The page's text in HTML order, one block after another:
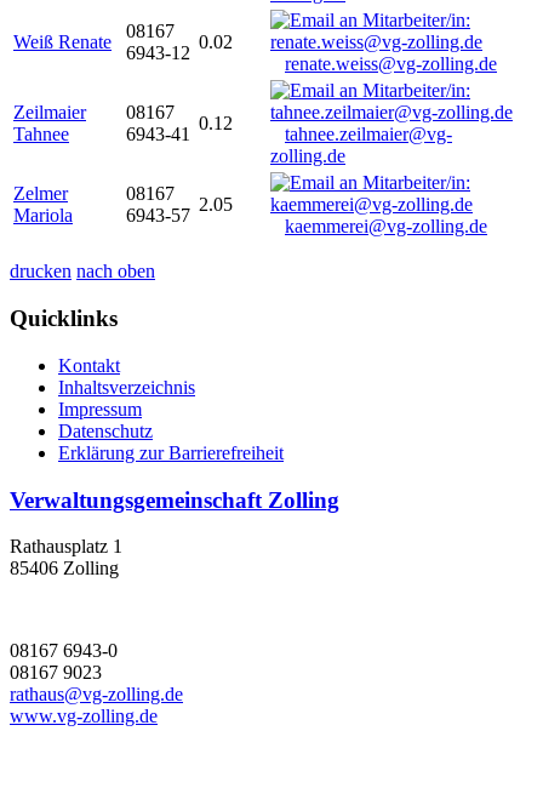
Weiß Renate
08167
6943-12
0.02
renate.weiss@vg-zolling.de
Zeilmaier
Tahnee
08167
6943-41
0.12
tahnee.zeilmaier@vg-
zolling.de
Zelmer
Mariola
08167
6943-57
2.05
kaemmerei@vg-zolling.de
drucken nach oben
Quicklinks
Kontakt
Inhaltsverzeichnis
Impressum
Datenschutz
Erklärung zur Barrierefreiheit
Verwaltungsgemeinschaft Zolling
Rathausplatz 1
85406 Zolling
08167 6943-0
08167 9023
rathaus@vg-zolling.de
www.vg-zolling.de